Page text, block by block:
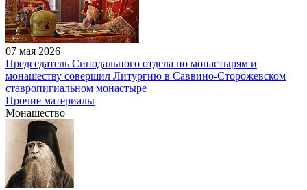
07 мая 2026
Председатель Синодального отдела по монастырям и
монашеству совершил Литургию в Саввино-Сторожевском
ставропигиальном монастыре
Прочие материалы
Монашество